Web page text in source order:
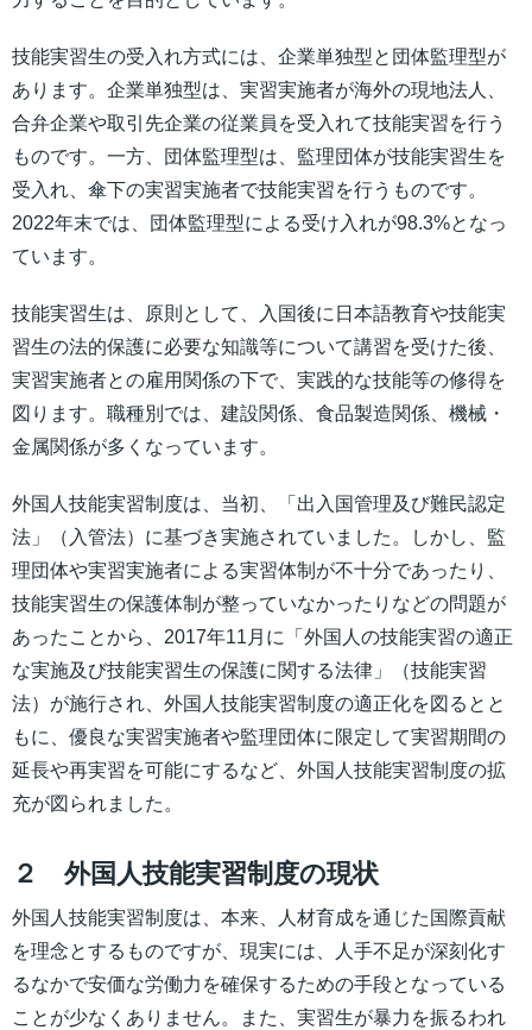
技能実習生の受入れ方式には、企業単独型と団体監理型が
あります。企業単独型は、実習実施者が海外の現地法人、
合弁企業や取引先企業の従業員を受入れて技能実習を行う
ものです。一方、団体監理型は、監理団体が技能実習生を
受入れ、傘下の実習実施者で技能実習を行うものです。
2022年末では、団体監理型による受け入れが98.3%となっ
ています。
技能実習生は、原則として、入国後に日本語教育や技能実
習生の法的保護に必要な知識等について講習を受けた後、
実習実施者との雇用関係の下で、実践的な技能等の修得を
図ります。職種別では、建設関係、食品製造関係、機械・
金属関係が多くなっています。
外国人技能実習制度は、当初、「出入国管理及び難民認定
法」（入管法）に基づき実施されていました。しかし、監
理団体や実習実施者による実習体制が不十分であったり、
技能実習生の保護体制が整っていなかったりなどの問題が
あったことから、2017年11月に「外国人の技能実習の適正
な実施及び技能実習生の保護に関する法律」（技能実習
法）が施行され、外国人技能実習制度の適正化を図るとと
もに、優良な実習実施者や監理団体に限定して実習期間の
延長や再実習を可能にするなど、外国人技能実習制度の拡
充が図られました。
２ 外国人技能実習制度の現状
外国人技能実習制度は、本来、人材育成を通じた国際貢献
を理念とするものですが、現実には、人手不足が深刻化す
るなかで安価な労働力を確保するための手段となっている
ことが少なくありません。また、実習生が暴力を振るわれ